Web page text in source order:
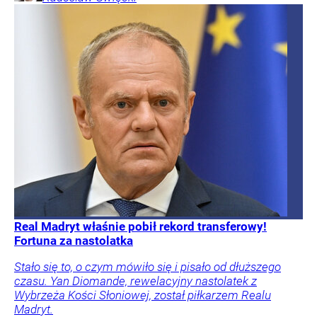
Real Madryt właśnie pobił rekord transferowy!
Fortuna za nastolatka
Stało się to, o czym mówiło się i pisało od dłuższego
czasu. Yan Diomande, rewelacyjny nastolatek z
Wybrzeża Kości Słoniowej, został piłkarzem Realu
Madryt.